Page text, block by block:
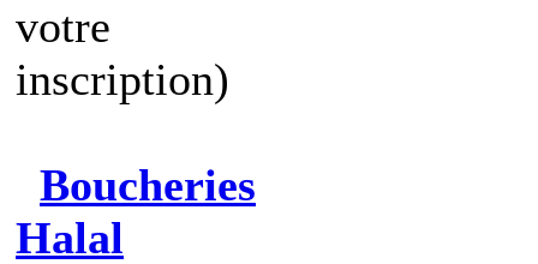
votre
inscription)
Boucheries
Halal